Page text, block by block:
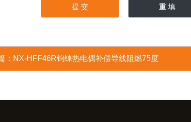
： NX-HFF46R钨铼热电偶补偿导线阻燃75度